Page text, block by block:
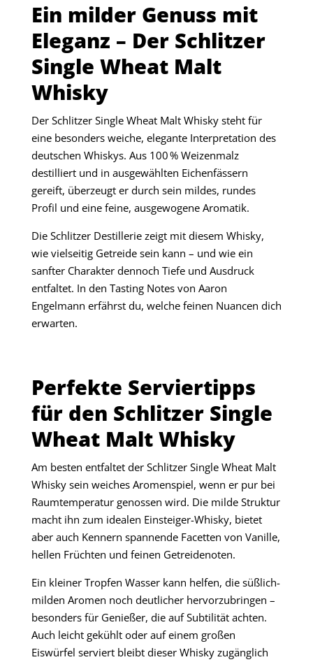
Ein milder Genuss mit
Eleganz – Der Schlitzer
Single Wheat Malt
Whisky
Der Schlitzer Single Wheat Malt Whisky steht für
eine besonders weiche, elegante Interpretation des
deutschen Whiskys. Aus 100 % Weizenmalz
destilliert und in ausgewählten Eichenfässern
gereift, überzeugt er durch sein mildes, rundes
Profil und eine feine, ausgewogene Aromatik.
Die Schlitzer Destillerie zeigt mit diesem Whisky,
wie vielseitig Getreide sein kann – und wie ein
sanfter Charakter dennoch Tiefe und Ausdruck
entfaltet. In den Tasting Notes von Aaron
Engelmann erfährst du, welche feinen Nuancen dich
erwarten.
Perfekte Serviertipps
für den Schlitzer Single
Wheat Malt Whisky
Am besten entfaltet der Schlitzer Single Wheat Malt
Whisky sein weiches Aromenspiel, wenn er pur bei
Raumtemperatur genossen wird. Die milde Struktur
macht ihn zum idealen Einsteiger-Whisky, bietet
aber auch Kennern spannende Facetten von Vanille,
hellen Früchten und feinen Getreidenoten.
Ein kleiner Tropfen Wasser kann helfen, die süßlich-
milden Aromen noch deutlicher hervorzubringen –
besonders für Genießer, die auf Subtilität achten.
Auch leicht gekühlt oder auf einem großen
Eiswürfel serviert bleibt dieser Whisky zugänglich